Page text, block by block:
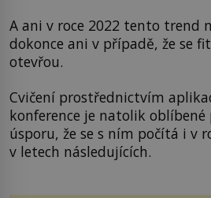
A ani v roce 2022 tento trend
dokonce ani v případě, že se
otevřou.
Cvičení prostřednictvím
konference je natolik oblíbené
úsporu, že se s ním počítá i v
v letech následujících.